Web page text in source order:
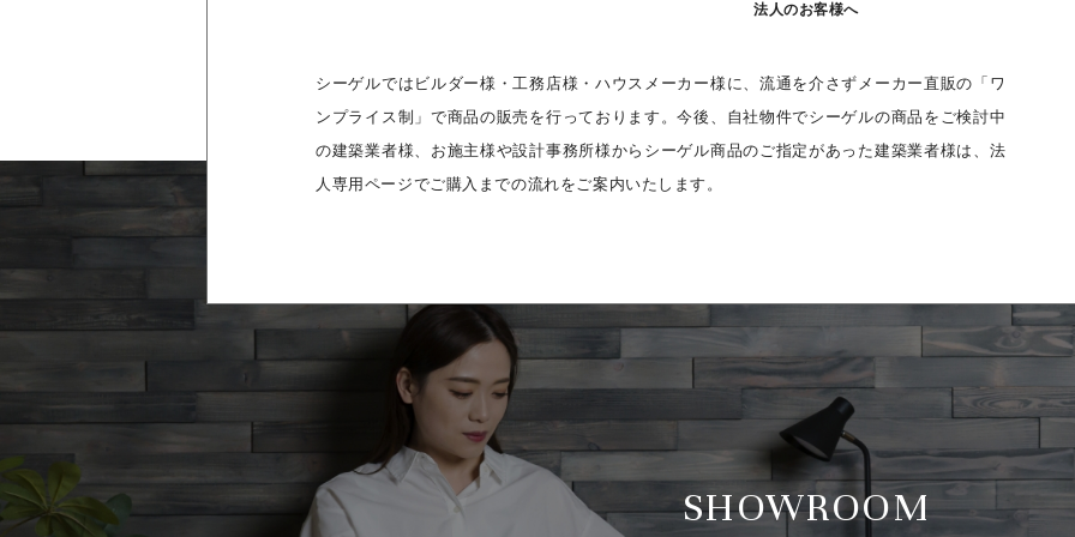
法人のお客様へ
シーゲルではビルダー様・工務店様・ハウスメーカー様に、流通を介さずメーカー直販の「ワ
ンプライス制」で商品の販売を行っております。今後、自社物件でシーゲルの商品をご検討中
の建築業者様、お施主様や設計事務所様からシーゲル商品のご指定があった建築業者様は、法
人専用ページでご購入までの流れをご案内いたします。
SHOWROOM